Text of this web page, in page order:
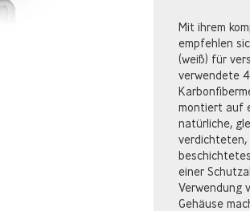
Mit ihrem
empfehlen
(weiß) für
verwendete
montiert auf
natürliche,
einer
Verwendung
Gehäuse